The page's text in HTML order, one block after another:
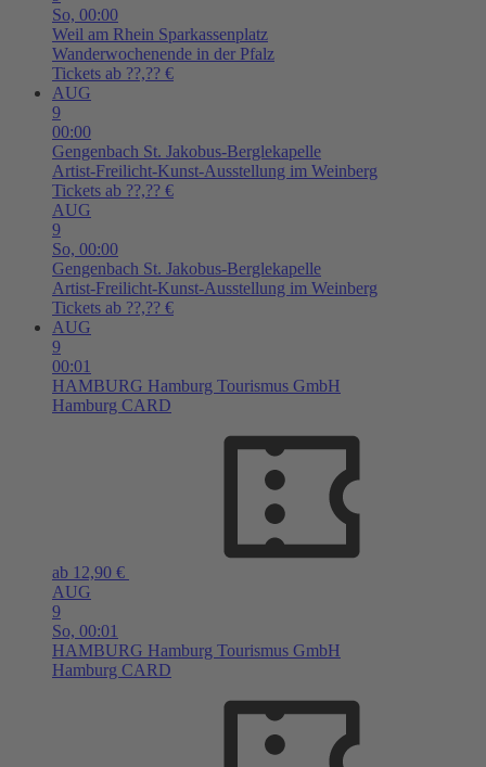
So, 00:00
Weil am Rhein Sparkassenplatz
Wanderwochenende in der Pfalz
Tickets ab ??,?? €
AUG
9
00:00
Gengenbach St. Jakobus-Berglekapelle
Artist-Freilicht-Kunst-Ausstellung im Weinberg
Tickets ab ??,?? €
AUG
9
So, 00:00
Gengenbach St. Jakobus-Berglekapelle
Artist-Freilicht-Kunst-Ausstellung im Weinberg
Tickets ab ??,?? €
AUG
9
00:01
HAMBURG Hamburg Tourismus GmbH
Hamburg CARD
ab 12,90 €
AUG
9
So, 00:01
HAMBURG Hamburg Tourismus GmbH
Hamburg CARD